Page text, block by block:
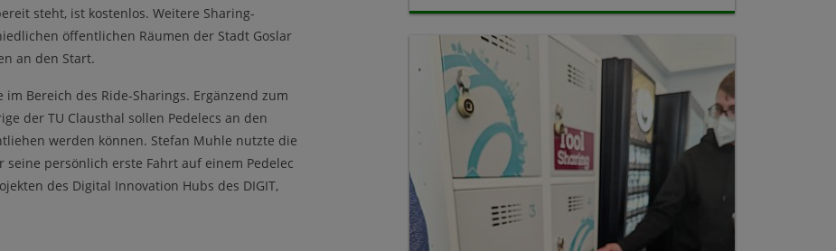
steht, ist kostenlos. Weitere Sharing-
öffentlichen Räumen der Stadt Goslar
an den Start.
Bereich des Ride-Sharings. Ergänzend zum
der TU Clausthal sollen Pedelecs an den
werden können. Stefan Muhle nutzte die
persönlich erste Fahrt auf einem Pedelec
des Digital Innovation Hubs des DIGIT,